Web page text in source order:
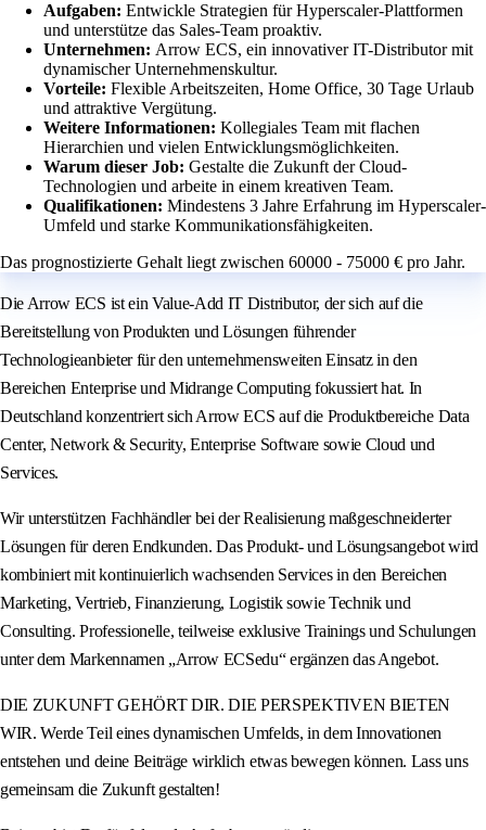
Aufgaben: Entwickle Strategien für Hyperscaler-Plattformen
und unterstütze das Sales-Team proaktiv.
Unternehmen: Arrow ECS, ein innovativer IT-Distributor mit
dynamischer Unternehmenskultur.
Vorteile: Flexible Arbeitszeiten, Home Office, 30 Tage Urlaub
und attraktive Vergütung.
Weitere Informationen: Kollegiales Team mit flachen
Hierarchien und vielen Entwicklungsmöglichkeiten.
Warum dieser Job: Gestalte die Zukunft der Cloud-
Technologien und arbeite in einem kreativen Team.
Qualifikationen: Mindestens 3 Jahre Erfahrung im Hyperscaler-
Umfeld und starke Kommunikationsfähigkeiten.
Das prognostizierte Gehalt liegt zwischen 60000 - 75000 € pro Jahr.
Die Arrow ECS ist ein Value-Add IT Distributor, der sich auf die
Bereitstellung von Produkten und Lösungen führender
Technologieanbieter für den unternehmensweiten Einsatz in den
Bereichen Enterprise und Midrange Computing fokussiert hat. In
Deutschland konzentriert sich Arrow ECS auf die Produktbereiche Data
Center, Network & Security, Enterprise Software sowie Cloud und
Services.
Wir unterstützen Fachhändler bei der Realisierung maßgeschneiderter
Lösungen für deren Endkunden. Das Produkt- und Lösungsangebot wird
kombiniert mit kontinuierlich wachsenden Services in den Bereichen
Marketing, Vertrieb, Finanzierung, Logistik sowie Technik und
Consulting. Professionelle, teilweise exklusive Trainings und Schulungen
unter dem Markennamen „Arrow ECSedu“ ergänzen das Angebot.
DIE ZUKUNFT GEHÖRT DIR. DIE PERSPEKTIVEN BIETEN
WIR. Werde Teil eines dynamischen Umfelds, in dem Innovationen
entstehen und deine Beiträge wirklich etwas bewegen können. Lass uns
gemeinsam die Zukunft gestalten!